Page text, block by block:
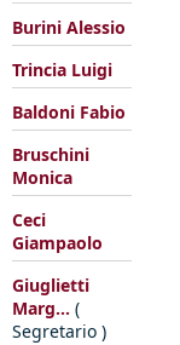
Burini Alessio
Trincia Luigi
Baldoni Fabio
Bruschini
Monica
Ceci
Giampaolo
Giuglietti
Marg... (
Segretario )